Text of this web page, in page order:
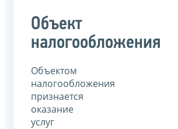
Объект
налогообложения
Объектом
налогообложения
признается
оказание
услуг